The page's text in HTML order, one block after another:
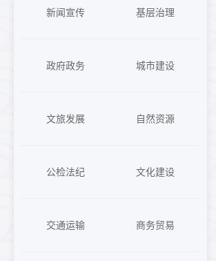
新闻宣传 基层治理
政府政务 城市建设
文旅发展 自然资源
公检法纪 文化建设
交通运输 商务贸易